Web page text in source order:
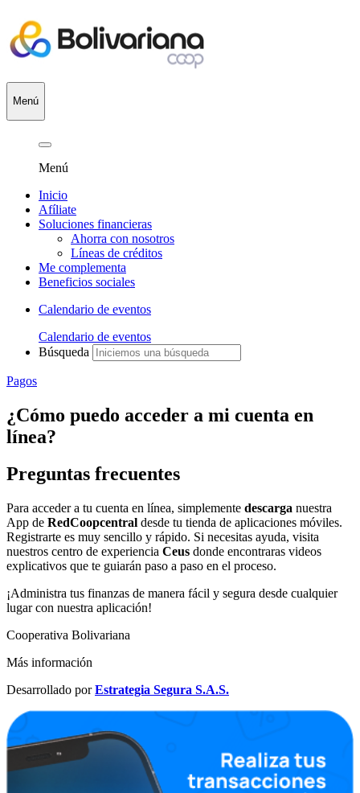
Menú
Menú
Inicio
Afíliate
Soluciones financieras
Ahorra con nosotros
Líneas de créditos
Me complementa
Beneficios sociales
Calendario de eventos
Calendario de eventos
Búsqueda
Pagos
¿Cómo puedo acceder a mi cuenta en
línea?
Preguntas frecuentes
Para acceder a tu cuenta en línea, simplemente descarga nuestra
App de RedCoopcentral desde tu tienda de aplicaciones móviles.
Registrarte es muy sencillo y rápido. Si necesitas ayuda, visita
nuestros centro de experiencia Ceus donde encontraras videos
explicativos que te guiarán paso a paso en el proceso.
¡Administra tus finanzas de manera fácil y segura desde cualquier
lugar con nuestra aplicación!
Cooperativa Bolivariana
Más información
Desarrollado porEstrategia Segura S.A.S.